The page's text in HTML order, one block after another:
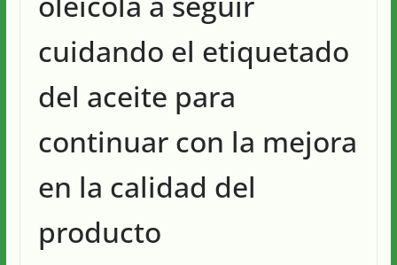
cuidando el etiquetado
del aceite para
continuar con la mejora
en la calidad del
producto